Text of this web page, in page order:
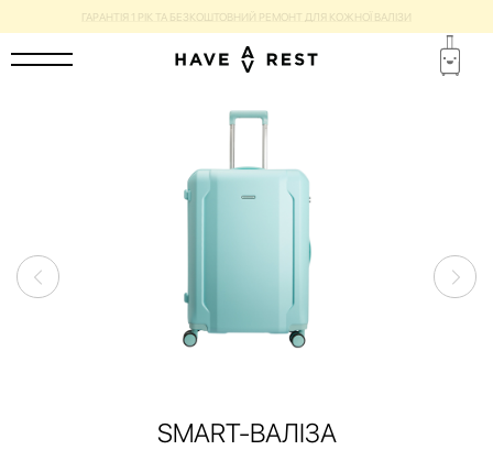
ГАРАНТІЯ 1 РІК ТА БЕЗКОШТОВНИЙ РЕМОНТ ДЛЯ КОЖНОЇ ВАЛІЗИ
SMART-ВАЛІЗА